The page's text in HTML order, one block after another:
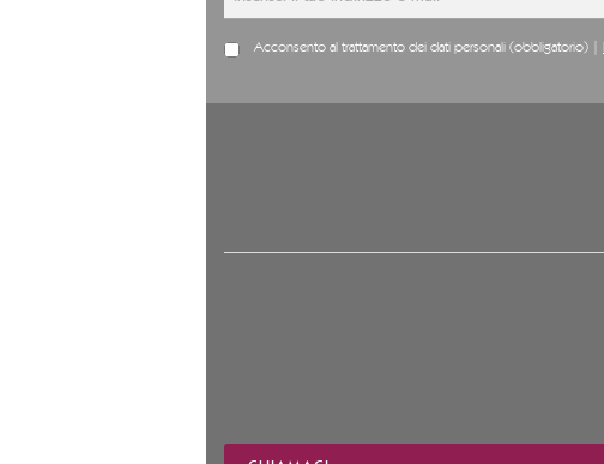
Acconsento al trattamento dei dati personali (obbligatorio) |